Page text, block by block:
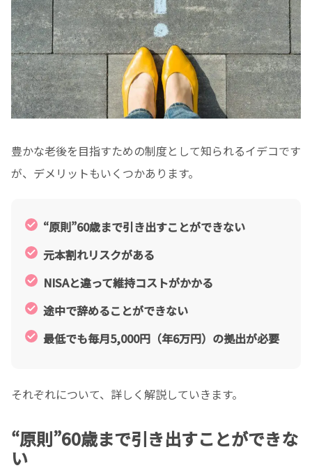
豊かな老後を目指すための制度として知られるイデコです
が、デメリットもいくつかあります。
“原則”60歳まで引き出すことができない
元本割れリスクがある
NISAと違って維持コストがかかる
途中で辞めることができない
最低でも毎月5,000円（年6万円）の拠出が必要
それぞれについて、詳しく解説していきます。
“原則”60歳まで引き出すことができな
い